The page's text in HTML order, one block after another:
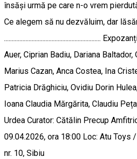
însăși urmă pe care n-o vrem
Ce alegem să nu dezvăluim, dar
...............................................................
Auer, Ciprian Badiu, Dariana
Marius Cazan, Anca Costea, Ina
Patricia Drăghiciu, Ovidiu Dorin
Ioana Claudia Mărgărita, Claudiu
Urdea Curator: Cătălin Precup
09.04.2026, ora 18:00 Loc: Atu Toys
nr. 10, Sibiu